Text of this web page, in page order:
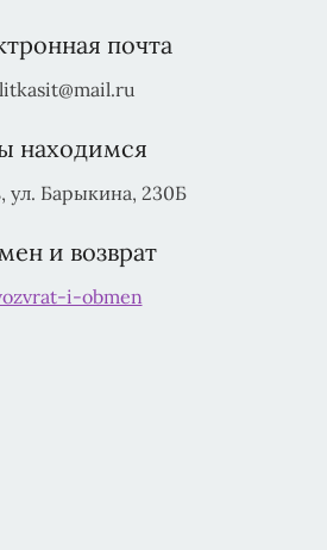
почта
находимся
ул. Барыкина, 230Б
и возврат
i-obmen